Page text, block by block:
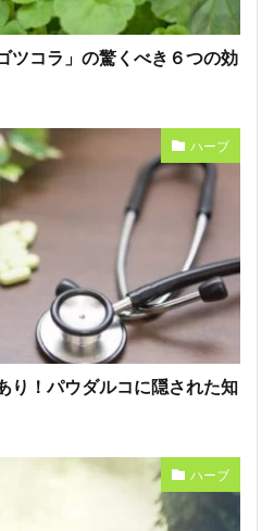
ツコラ」の驚くべき６つの効
ハーブ
り！パウダルコに隠された知
ハーブ